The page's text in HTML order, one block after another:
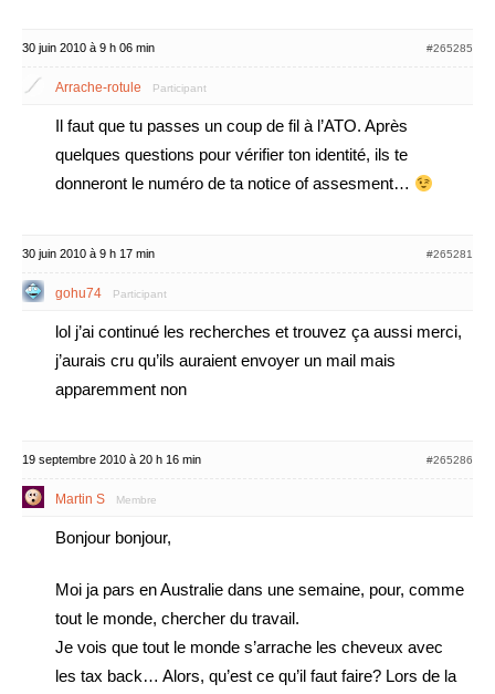
30 juin 2010 à 9 h 06 min #265285
Arrache-rotule Participant
Il faut que tu passes un coup de fil à l’ATO. Après
quelques questions pour vérifier ton identité, ils te
donneront le numéro de ta notice of assesment…
30 juin 2010 à 9 h 17 min #265281
gohu74 Participant
lol j’ai continué les recherches et trouvez ça aussi merci,
j’aurais cru qu’ils auraient envoyer un mail mais
apparemment non
19 septembre 2010 à 20 h 16 min #265286
Martin S Membre
Bonjour bonjour,
Moi ja pars en Australie dans une semaine, pour, comme
tout le monde, chercher du travail.
Je vois que tout le monde s’arrache les cheveux avec
les tax back… Alors, qu’est ce qu’il faut faire? Lors de la